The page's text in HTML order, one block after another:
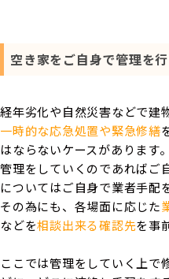
空き家をご自身で管理を
経年劣化や自然災害などで建
一時的な応急処置や緊急修繕
はならないケースがあります。
管理をしていくのであればご
についてはご自身で業者手配
その為にも、各場面に応じた
などを相談出来る確認先を事
ここでは管理をしていく上で